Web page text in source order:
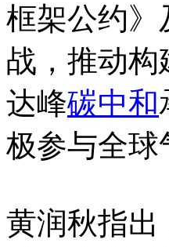
框架公约》
战，推动
达峰碳中和
极参与全球
黄润秋指出